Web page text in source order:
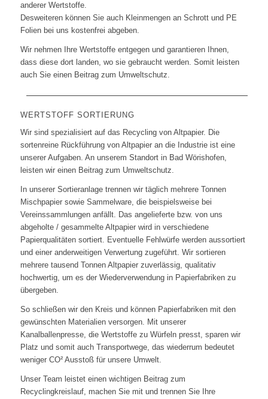
anderer Wertstoffe.
Desweiteren können Sie auch Kleinmengen an Schrott und PE
Folien bei uns kostenfrei abgeben.
Wir nehmen Ihre Wertstoffe entgegen und garantieren Ihnen,
dass diese dort landen, wo sie gebraucht werden. Somit leisten
auch Sie einen Beitrag zum Umweltschutz.
WERTSTOFF SORTIERUNG
Wir sind spezialisiert auf das Recycling von Altpapier. Die
sortenreine Rückführung von Altpapier an die Industrie ist eine
unserer Aufgaben. An unserem Standort in Bad Wörishofen,
leisten wir einen Beitrag zum Umweltschutz.
In unserer Sortieranlage trennen wir täglich mehrere Tonnen
Mischpapier sowie Sammelware, die beispielsweise bei
Vereinssammlungen anfällt. Das angelieferte bzw. von uns
abgeholte / gesammelte Altpapier wird in verschiedene
Papierqualitäten sortiert. Eventuelle Fehlwürfe werden aussortiert
und einer anderweitigen Verwertung zugeführt. Wir sortieren
mehrere tausend Tonnen Altpapier zuverlässig, qualitativ
hochwertig, um es der Wiederverwendung in Papierfabriken zu
übergeben.
So schließen wir den Kreis und können Papierfabriken mit den
gewünschten Materialien versorgen. Mit unserer
Kanalballenpresse, die Wertstoffe zu Würfeln presst, sparen wir
Platz und somit auch Transportwege, das wiederrum bedeutet
weniger CO² Ausstoß für unsere Umwelt.
Unser Team leistet einen wichtigen Beitrag zum
Recyclingkreislauf, machen Sie mit und trennen Sie Ihre